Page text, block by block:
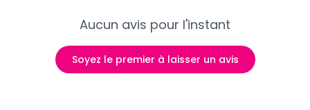
Aucun avis pour l'instant
Soyez le premier à laisser un avis